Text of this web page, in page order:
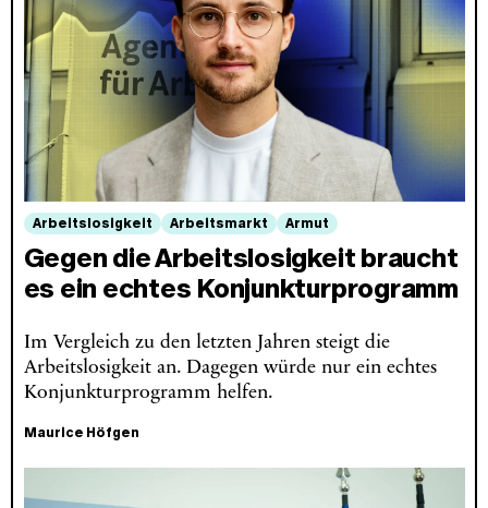
Arbeitslosigkeit Arbeitsmarkt Armut
Gegen die Arbeitslosigkeit braucht
es ein echtes Konjunkturprogramm
Im Vergleich zu den letzten Jahren steigt die
Arbeitslosigkeit an. Dagegen würde nur ein echtes
Konjunkturprogramm helfen.
Maurice Höfgen